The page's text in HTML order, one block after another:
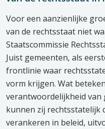
Voor een aanzienlijke
van de rechtsstaat niet
Staatscommissie
Juist gemeenten, als
frontlinie waar
vorm krijgen. Wat
verantwoordelijkheid van
kunnen zij rechtsstatelijk
verankeren in beleid,